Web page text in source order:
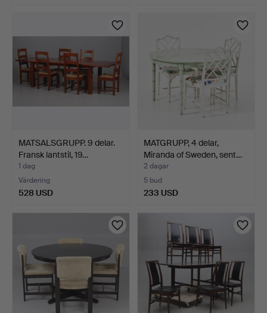
MATSALSGRUPP. 9 delar.
Fransk lantstil, 19…
1 dag
Värdering
528 USD
MATGRUPP, 4 delar,
Miranda of Sweden, sent…
2 dagar
5 bud
233 USD